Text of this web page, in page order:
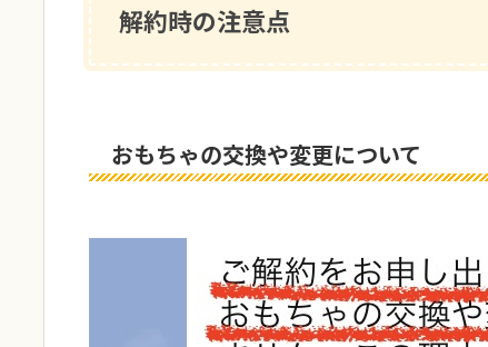
解約時の注意点
おもちゃの交換や変更について